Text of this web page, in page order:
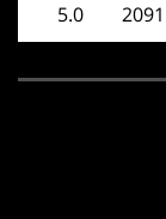
2091
5.0